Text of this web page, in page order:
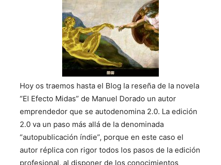
Hoy os traemos hasta el Blog la reseña de la novela
“El Efecto Midas” de Manuel Dorado un autor
emprendedor que se autodenomina 2.0. La edición
2.0 va un paso más allá de la denominada
“autopublicación índie”, porque en este caso el
autor réplica con rigor todos los pasos de la edición
profesional, al disponer de los conocimientos